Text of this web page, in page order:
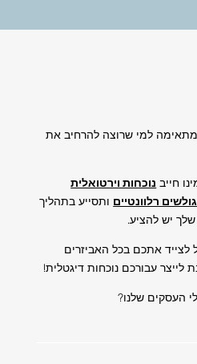
למי שרוצה להרחיב את
חייב נוכחות וירטואלית
רלוונטיים ותסייע בתהליך
יש להציע.
אתכם בכל האביזרים
לייצר עבורכם נוכחות דיגטלית!
העסקים שלנו?